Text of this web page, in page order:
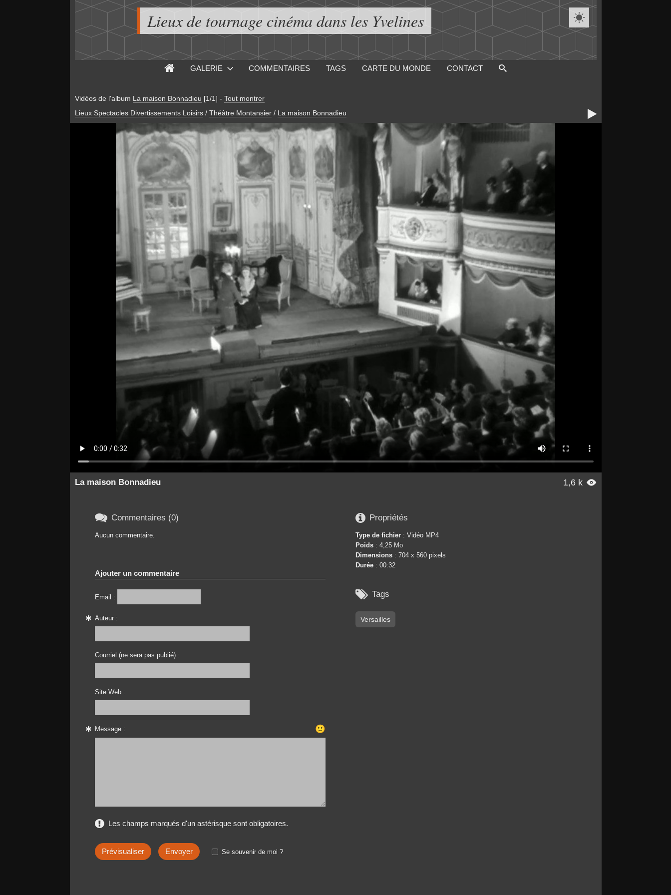
Lieux de tournage cinéma dans les Yvelines 
GALERIE COMMENTAIRES TAGS CARTE DU MONDE CONTACT
Vidéos de l'album La maison Bonnadieu [1/1] - Tout montrer
Lieux Spectacles Divertissements Loisirs / Théâtre Montansier / La maison Bonnadieu 
1,6 k 
La maison Bonnadieu
 Propriétés
Type de fichier : Vidéo MP4
Poids : 4,25 Mo
Dimensions : 704 x 560 pixels
Durée : 00:32
 Tags
Versailles
 Commentaires (0)
Aucun commentaire.
Ajouter un commentaire
Email :
Auteur :
Courriel (ne sera pas publié) :
Site Web :
Message : 🙂
Les champs marqués d'un astérisque sont obligatoires.
Se souvenir de moi ?